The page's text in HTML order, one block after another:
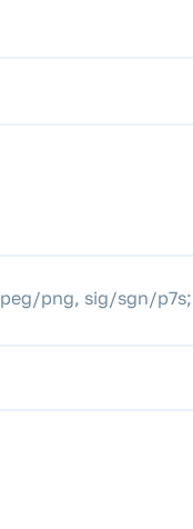
png, sig/sgn/p7s;